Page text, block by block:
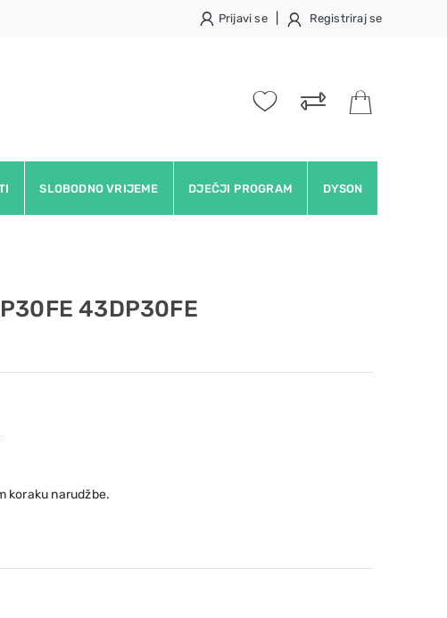
Prijavi se Registriraj se
SLOBODNO VRIJEME DJEČJI PROGRAM DYSON
43DP30FE
koraku narudžbe.